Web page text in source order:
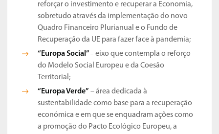
reforçar o investimento e recuperar a Economia,
sobretudo através da implementação do novo
Quadro Financeiro Plurianual e o Fundo de
Recuperação da UE para fazer face à pandemia;
“Europa Social” – eixo que contempla o reforço
do Modelo Social Europeu e da Coesão
Territorial;
“Europa Verde” – área dedicada à
sustentabilidade como base para a recuperação
económica e em que se enquadram ações como
a promoção do Pacto Ecológico Europeu, a